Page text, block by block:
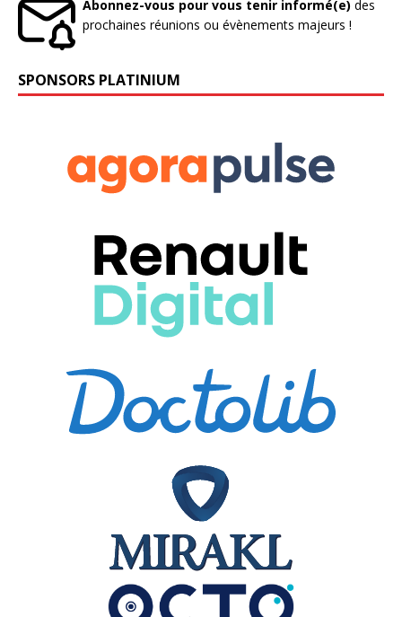
Abonnez-vous pour vous tenir informé(e) des
prochaines réunions ou évènements majeurs !
SPONSORS PLATINIUM